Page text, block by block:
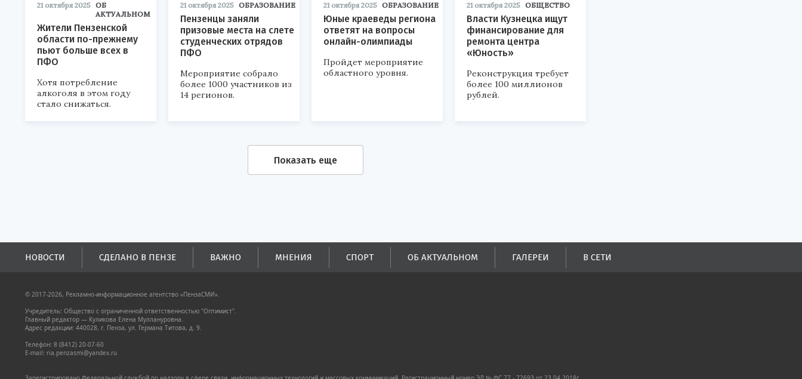
21 октября 2025 ОБ
АКТУАЛЬНОМ
Жители Пензенской
области по-прежнему
пьют больше всех в
ПФО
Хотя потребление
алкоголя в этом году
стало снижаться.
21 октября 2025 ОБРАЗОВАНИЕ
Пензенцы заняли
призовые места на слете
студенческих отрядов
ПФО
Мероприятие собрало
более 1000 участников из
14 регионов.
21 октября 2025 ОБРАЗОВАНИЕ
Юные краеведы региона
ответят на вопросы
онлайн-олимпиады
Пройдет мероприятие
областного уровня.
21 октября 2025 ОБЩЕСТВО
Власти Кузнецка ищут
финансирование для
ремонта центра
«Юность»
Реконструкция требует
более 100 миллионов
рублей.
Показать еще
НОВОСТИ СДЕЛАНО В ПЕНЗЕ ВАЖНО МНЕНИЯ СПОРТ ОБ АКТУАЛЬНОМ ГАЛЕРЕИ В СЕТИ
© 2017-2026, Рекламно-информационное агентство «ПензаСМИ».
Учредитель: Общество с ограниченной ответственностью "Оптимист".
Главный редактор — Куликова Елена Муллануровна.
Адрес редакции: 440028, г. Пенза, ул. Германа Титова, д. 9.
Телефон: 8 (8412) 20-07-60
E-mail: ria.penzasmi@yandex.ru